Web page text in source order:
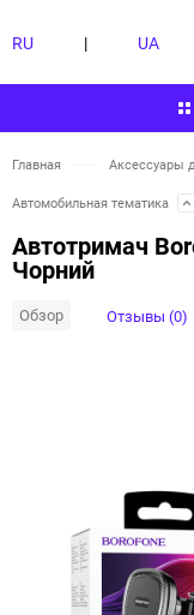
RU | UA
Главная Аксессуары
Автомобильная тематика
Автотримач
Чорний
Обзор Отзывы (0)